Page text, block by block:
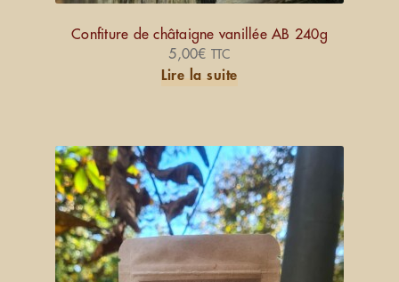
Confiture de châtaigne vanillée AB 240g
5,00€ TTC
Lire la suite